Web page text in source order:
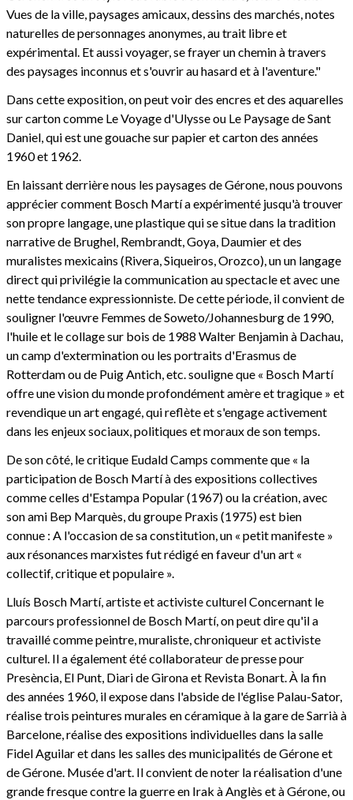
Vues de la ville, paysages amicaux, dessins des marchés, notes
naturelles de personnages anonymes, au trait libre et
expérimental. Et aussi voyager, se frayer un chemin à travers
des paysages inconnus et s'ouvrir au hasard et à l'aventure."
Dans cette exposition, on peut voir des encres et des aquarelles
sur carton comme Le Voyage d'Ulysse ou Le Paysage de Sant
Daniel, qui est une gouache sur papier et carton des années
1960 et 1962.
En laissant derrière nous les paysages de Gérone, nous pouvons
apprécier comment Bosch Martí a expérimenté jusqu'à trouver
son propre langage, une plastique qui se situe dans la tradition
narrative de Brughel, Rembrandt, Goya, Daumier et des
muralistes mexicains (Rivera, Siqueiros, Orozco), un un langage
direct qui privilégie la communication au spectacle et avec une
nette tendance expressionniste. De cette période, il convient de
souligner l'œuvre Femmes de Soweto/Johannesburg de 1990,
l'huile et le collage sur bois de 1988 Walter Benjamin à Dachau,
un camp d'extermination ou les portraits d'Erasmus de
Rotterdam ou de Puig Antich, etc. souligne que « Bosch Martí
offre une vision du monde profondément amère et tragique » et
revendique un art engagé, qui reflète et s'engage activement
dans les enjeux sociaux, politiques et moraux de son temps.
De son côté, le critique Eudald Camps commente que « la
participation de Bosch Martí à des expositions collectives
comme celles d'Estampa Popular (1967) ou la création, avec
son ami Bep Marquès, du groupe Praxis (1975) est bien
connue : A l'occasion de sa constitution, un « petit manifeste »
aux résonances marxistes fut rédigé en faveur d'un art «
collectif, critique et populaire ».
Lluís Bosch Martí, artiste et activiste culturel Concernant le
parcours professionnel de Bosch Martí, on peut dire qu'il a
travaillé comme peintre, muraliste, chroniqueur et activiste
culturel. Il a également été collaborateur de presse pour
Presència, El Punt, Diari de Girona et Revista Bonart. À la fin
des années 1960, il expose dans l'abside de l'église Palau-Sator,
réalise trois peintures murales en céramique à la gare de Sarrià à
Barcelone, réalise des expositions individuelles dans la salle
Fidel Aguilar et dans les salles des municipalités de Gérone et
de Gérone. Musée d'art. Il convient de noter la réalisation d'une
grande fresque contre la guerre en Irak à Anglès et à Gérone, ou